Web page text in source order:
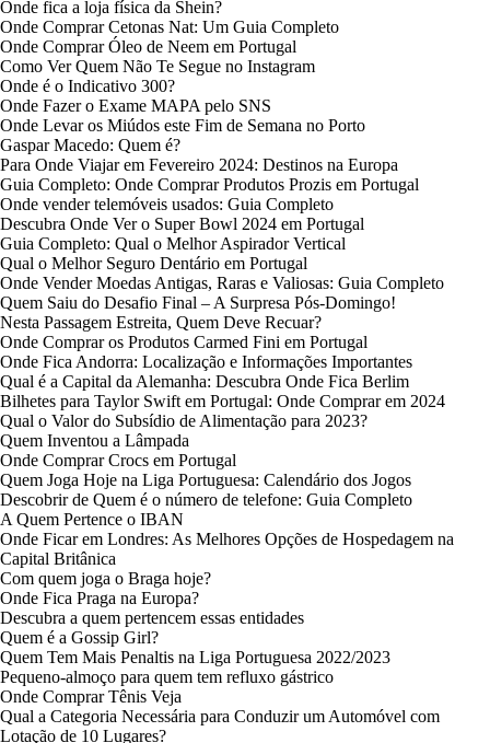
Onde fica a loja física da Shein?
Onde Comprar Cetonas Nat: Um Guia Completo
Onde Comprar Óleo de Neem em Portugal
Como Ver Quem Não Te Segue no Instagram
Onde é o Indicativo 300?
Onde Fazer o Exame MAPA pelo SNS
Onde Levar os Miúdos este Fim de Semana no Porto
Gaspar Macedo: Quem é?
Para Onde Viajar em Fevereiro 2024: Destinos na Europa
Guia Completo: Onde Comprar Produtos Prozis em Portugal
Onde vender telemóveis usados: Guia Completo
Descubra Onde Ver o Super Bowl 2024 em Portugal
Guia Completo: Qual o Melhor Aspirador Vertical
Qual o Melhor Seguro Dentário em Portugal
Onde Vender Moedas Antigas, Raras e Valiosas: Guia Completo
Quem Saiu do Desafio Final – A Surpresa Pós-Domingo!
Nesta Passagem Estreita, Quem Deve Recuar?
Onde Comprar os Produtos Carmed Fini em Portugal
Onde Fica Andorra: Localização e Informações Importantes
Qual é a Capital da Alemanha: Descubra Onde Fica Berlim
Bilhetes para Taylor Swift em Portugal: Onde Comprar em 2024
Qual o Valor do Subsídio de Alimentação para 2023?
Quem Inventou a Lâmpada
Onde Comprar Crocs em Portugal
Quem Joga Hoje na Liga Portuguesa: Calendário dos Jogos
Descobrir de Quem é o número de telefone: Guia Completo
A Quem Pertence o IBAN
Onde Ficar em Londres: As Melhores Opções de Hospedagem na
Capital Britânica
Com quem joga o Braga hoje?
Onde Fica Praga na Europa?
Descubra a quem pertencem essas entidades
Quem é a Gossip Girl?
Quem Tem Mais Penaltis na Liga Portuguesa 2022/2023
Pequeno-almoço para quem tem refluxo gástrico
Onde Comprar Tênis Veja
Qual a Categoria Necessária para Conduzir um Automóvel com
Lotação de 10 Lugares?